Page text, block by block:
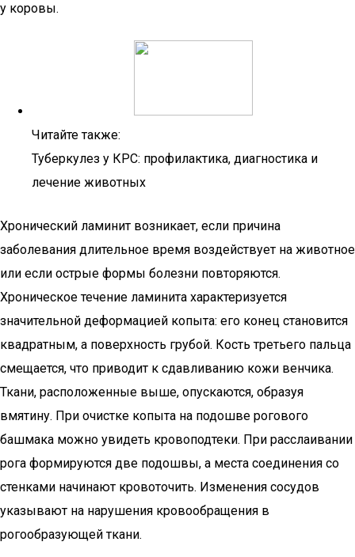
у коровы.
Читайте также:
Туберкулез у КРС: профилактика, диагностика и
лечение животных
Хронический ламинит возникает, если причина
заболевания длительное время воздействует на животное
или если острые формы болезни повторяются.
Хроническое течение ламинита характеризуется
значительной деформацией копыта: его конец становится
квадратным, а поверхность грубой. Кость третьего пальца
смещается, что приводит к сдавливанию кожи венчика.
Ткани, расположенные выше, опускаются, образуя
вмятину. При очистке копыта на подошве рогового
башмака можно увидеть кровоподтеки. При расслаивании
рога формируются две подошвы, а места соединения со
стенками начинают кровоточить. Изменения сосудов
указывают на нарушения кровообращения в
рогообразующей ткани.